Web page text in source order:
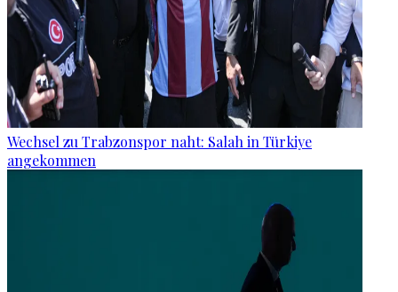
Wechsel zu Trabzonspor naht: Salah in Türkiye
angekommen